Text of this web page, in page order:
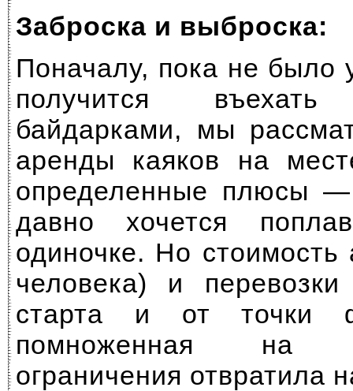
Заброска и выброска:
Поначалу, пока не было
получится
байдарками, мы
аренды каяков на
определенные плюсы
давно хочется
одиночке. Но
человека) и
старта и от точки
помноженная на
ограничения отвратила